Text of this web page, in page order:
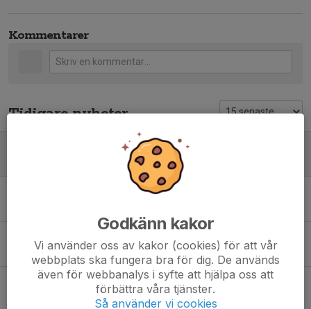
Kommentarer
Tidigare nyheter
Målvaktsdagar hos Hagsätra
Ändrade parkeringsregler vid Ishallen/Stavan
9 apr, 19:26 1
Älta IF:s policy för sociala medier
19 mar, 12:42 0
Godkänn kakor
Vi använder oss av kakor (cookies) för att vår
webbplats ska fungera bra för dig. De används
även för webbanalys i syfte att hjälpa oss att
förbättra våra tjänster.
Så använder vi cookies